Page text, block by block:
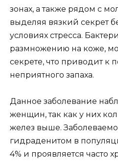
зонах, а также рядом с
выделяя вязкий секрет
условиях стресса.
размножению на коже,
секрете, что приводит к
неприятного запаха.
Данное заболевание
женщин, так как у них
желез выше.
гидраденитом в
4% и проявляется часто